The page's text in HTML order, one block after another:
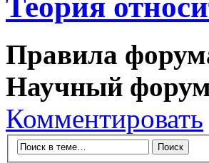
Теория
Правила
Научный
Комментировать